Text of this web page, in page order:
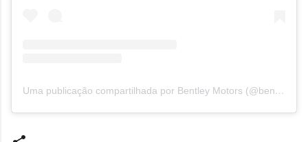
Uma publicação compartilhada por Bentley Motors (@bentleymotors)